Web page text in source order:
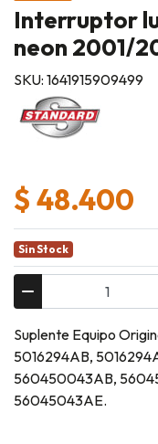
Interruptor
neon 2001/
SKU: 1641915909499
$ 48.400
Sin Stock
Suplente Equipo
5016294AB,
560450043AB,
56045043AE.